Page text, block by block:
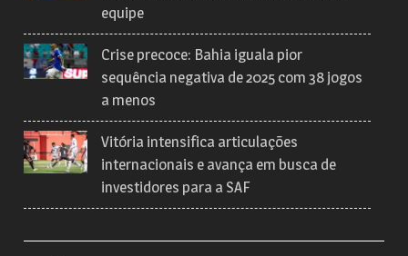
equipe
Crise precoce: Bahia iguala pior
sequência negativa de 2025 com 38 jogos
a menos
Vitória intensifica articulações
internacionais e avança em busca de
investidores para a SAF